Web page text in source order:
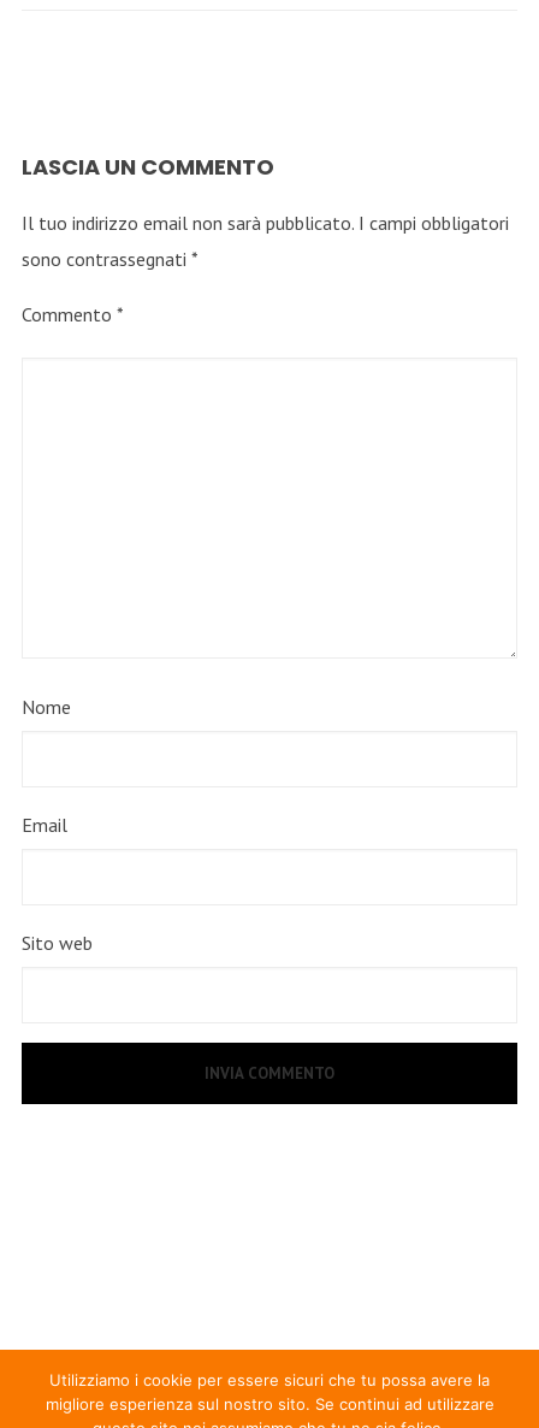
LASCIA UN COMMENTO
Il tuo indirizzo email non sarà pubblicato. I campi obbligatori
sono contrassegnati *
Commento *
Nome
Email
Sito web
Utilizziamo i cookie per essere sicuri che tu possa avere la
migliore esperienza sul nostro sito. Se continui ad utilizzare